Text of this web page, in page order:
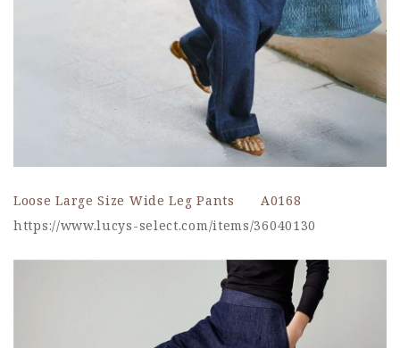
Loose Large Size Wide Leg Pants A0168
https://www.lucys-select.com/items/36040130